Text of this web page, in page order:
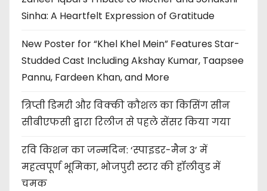
Sinha: A Heartfelt Expression of Gratitude
New Poster for “Khel Khel Mein” Features Star-
Studded Cast Including Akshay Kumar, Taapsee
Pannu, Fardeen Khan, and More
त्रिप्ती डिमरी और विक्की कौशल का किसिंग सीन
सीबीएफसी द्वारा रिलीज से पहले सेंसर किया गया
रवि किशन का जन्मदिन: ‘स्पाइडर-मैन 3’ में
महत्वपूर्ण भूमिका, भोजपुरी स्टार की हॉलीवुड में
चमक